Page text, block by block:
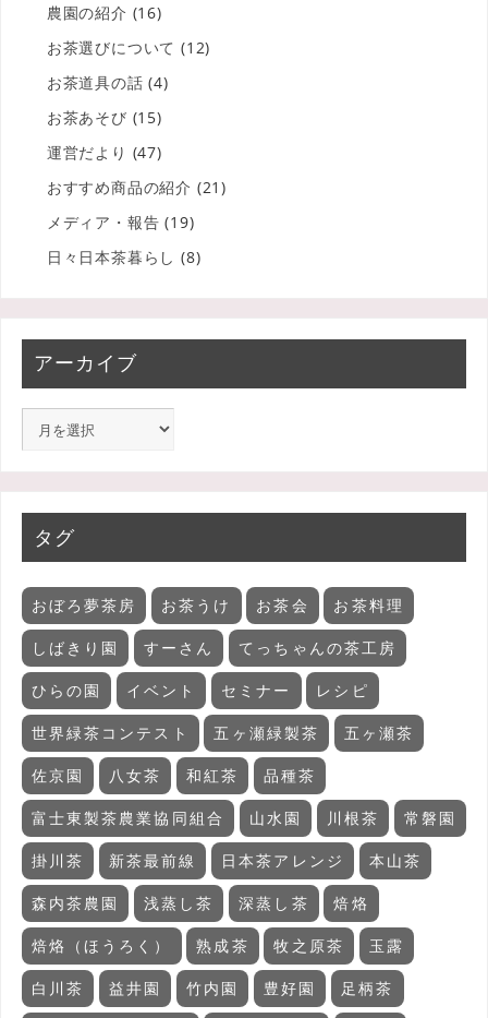
農園の紹介 (16)
お茶選びについて (12)
お茶道具の話 (4)
お茶あそび (15)
運営だより (47)
おすすめ商品の紹介 (21)
メディア・報告 (19)
日々日本茶暮らし (8)
アーカイブ
タグ
おぼろ夢茶房 お茶うけ お茶会 お茶料理
しばきり園 すーさん てっちゃんの茶工房
ひらの園 イベント セミナー レシピ
世界緑茶コンテスト 五ヶ瀬緑製茶 五ヶ瀬茶
佐京園 八女茶 和紅茶 品種茶
富士東製茶農業協同組合 山水園 川根茶 常磐園
掛川茶 新茶最前線 日本茶アレンジ 本山茶
森内茶農園 浅蒸し茶 深蒸し茶 焙烙
焙烙（ほうろく） 熟成茶 牧之原茶 玉露
白川茶 益井園 竹内園 豊好園 足柄茶